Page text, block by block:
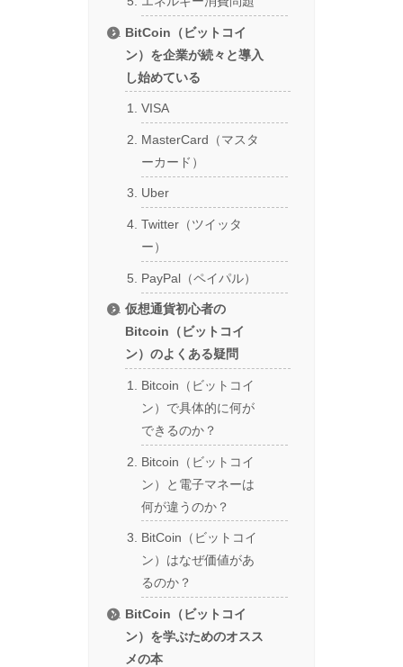
BitCoin（ビットコイ
ン）を企業が続々と導入
し始めている
VISA
MasterCard（マスタ
ーカード）
Uber
Twitter（ツイッタ
ー）
PayPal（ペイパル）
仮想通貨初心者の
Bitcoin（ビットコイ
ン）のよくある疑問
Bitcoin（ビットコイ
ン）で具体的に何が
できるのか？
Bitcoin（ビットコイ
ン）と電子マネーは
何が違うのか？
BitCoin（ビットコイ
ン）はなぜ価値があ
るのか？
BitCoin（ビットコイ
ン）を学ぶためのオスス
メの本